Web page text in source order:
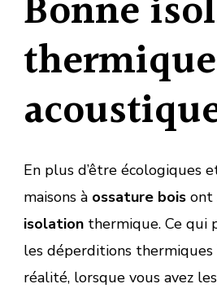
En plus d’être écologiques
maisons à ossature bois ont
isolation thermique. Ce qui
les déperditions thermiques
réalité, lorsque vous avez